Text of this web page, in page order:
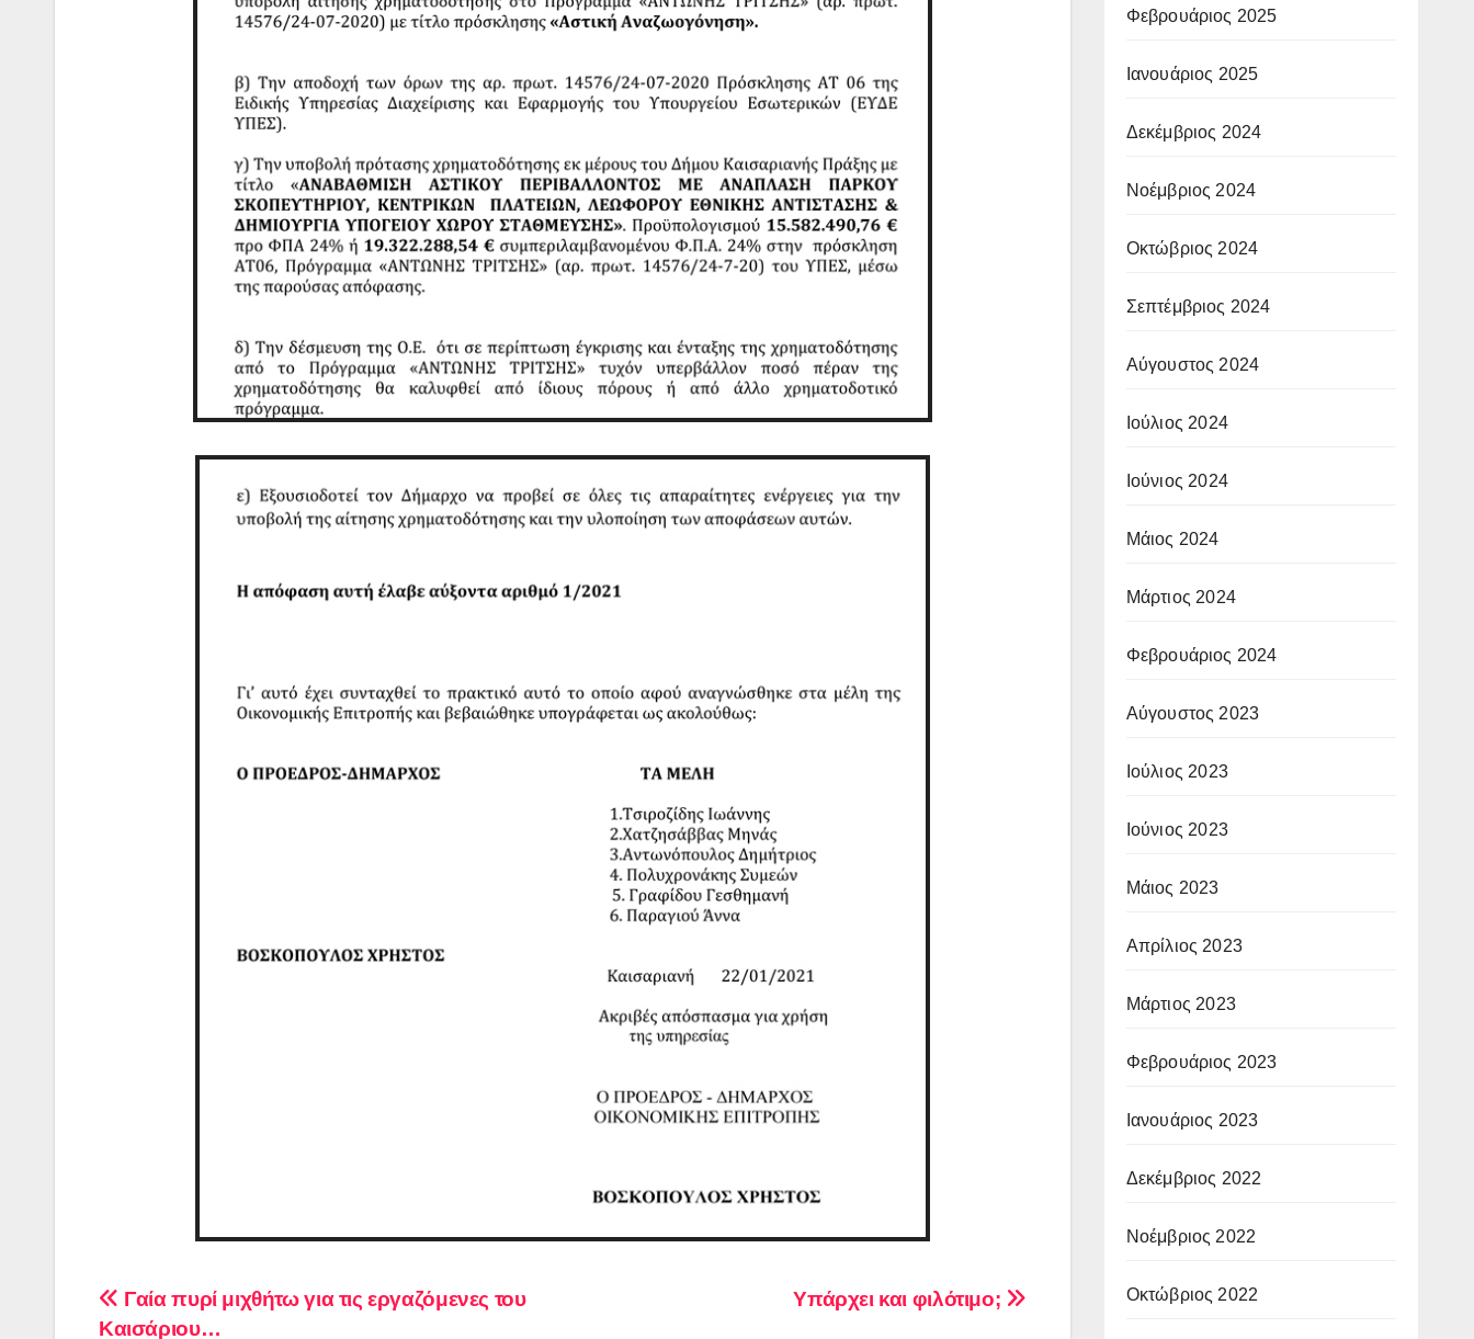
Πλοήγηση
Υπάρχει και φιλότιμο;
Γαία πυρί μιχθήτω για τις εργαζόμενες του
Καισάριου…
Φεβρουάριος 2025
Ιανουάριος 2025
Δεκέμβριος 2024
Νοέμβριος 2024
Οκτώβριος 2024
Σεπτέμβριος 2024
Αύγουστος 2024
Ιούλιος 2024
Ιούνιος 2024
Μάιος 2024
Μάρτιος 2024
Φεβρουάριος 2024
Αύγουστος 2023
Ιούλιος 2023
Ιούνιος 2023
Μάιος 2023
Απρίλιος 2023
Μάρτιος 2023
Φεβρουάριος 2023
Ιανουάριος 2023
Δεκέμβριος 2022
Νοέμβριος 2022
Οκτώβριος 2022